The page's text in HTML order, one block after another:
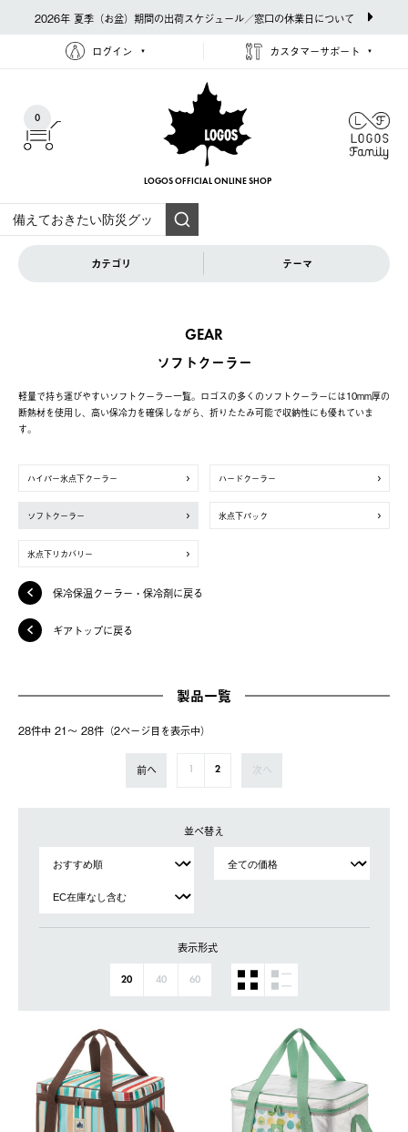
2026年 夏季（お盆）期間の出荷スケジュール／窓口の休業日について
ログイン カスタマーサポート
0
LOGOS OFFICIAL ONLINE SHOP
カテゴリ テーマ
GEAR
ソフトクーラー
軽量で持ち運びやすいソフトクーラー一覧。ロゴスの多くのソフトクーラーには10mm厚の
断熱材を使用し、高い保冷力を確保しながら、折りたたみ可能で収納性にも優れていま
す。
ハイパー氷点下クーラー ハードクーラー
ソフトクーラー 氷点下パック
氷点下リカバリー
保冷保温クーラー・保冷剤に戻る
ギアトップに戻る
製品一覧
28件中 21〜 28件（2ページ⽬を表⽰中）
前へ 1 2 次へ
並べ替え
表示形式
20 40 60